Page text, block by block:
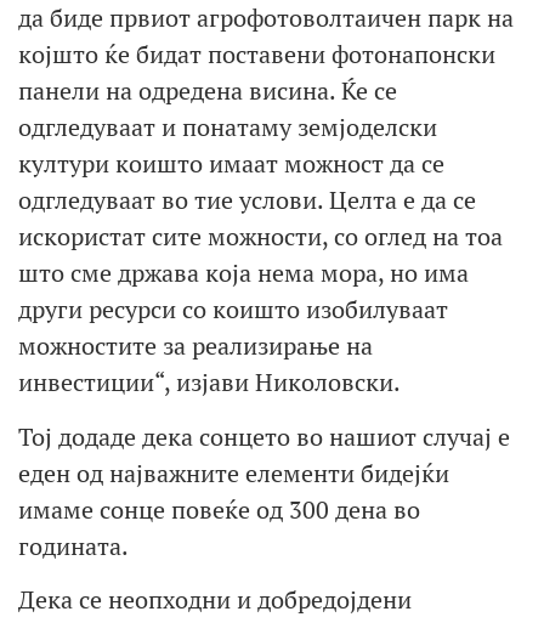
да биде првиот агрофотоволтаичен парк на
којшто ќе бидат поставени фотонапонски
панели на одредена висина. Ќе се
одгледуваат и понатаму земјоделски
култури коишто имаат можност да се
одгледуваат во тие услови. Целта е да се
искористат сите можности, со оглед на тоа
што сме држава која нема мора, но има
други ресурси со коишто изобилуваат
можностите за реализирање на
инвестиции“, изјави Николовски.
Тој додаде дека сонцето во нашиот случај е
еден од најважните елементи бидејќи
имаме сонце повеќе од 300 дена во
годината.
Дека се неопходни и добредојдени